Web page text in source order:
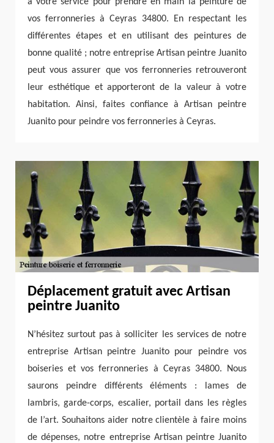
vos ferronneries à Ceyras 34800. En respectant les
différentes étapes et en utilisant des peintures de
bonne qualité ; notre entreprise Artisan peintre Juanito
peut vous assurer que vos ferronneries retrouveront
leur esthétique et apporteront de la valeur à votre
habitation. Ainsi, faites confiance à Artisan peintre
Juanito pour peindre vos ferronneries à Ceyras.
Déplacement gratuit avec Artisan
peintre Juanito
N’hésitez surtout pas à solliciter les services de notre
entreprise Artisan peintre Juanito pour peindre vos
boiseries et vos ferronneries à Ceyras 34800. Nous
saurons peindre différents éléments : lames de
lambris, garde-corps, escalier, portail dans les règles
de l’art. Souhaitons aider notre clientèle à faire moins
de dépenses, notre entreprise Artisan peintre Juanito